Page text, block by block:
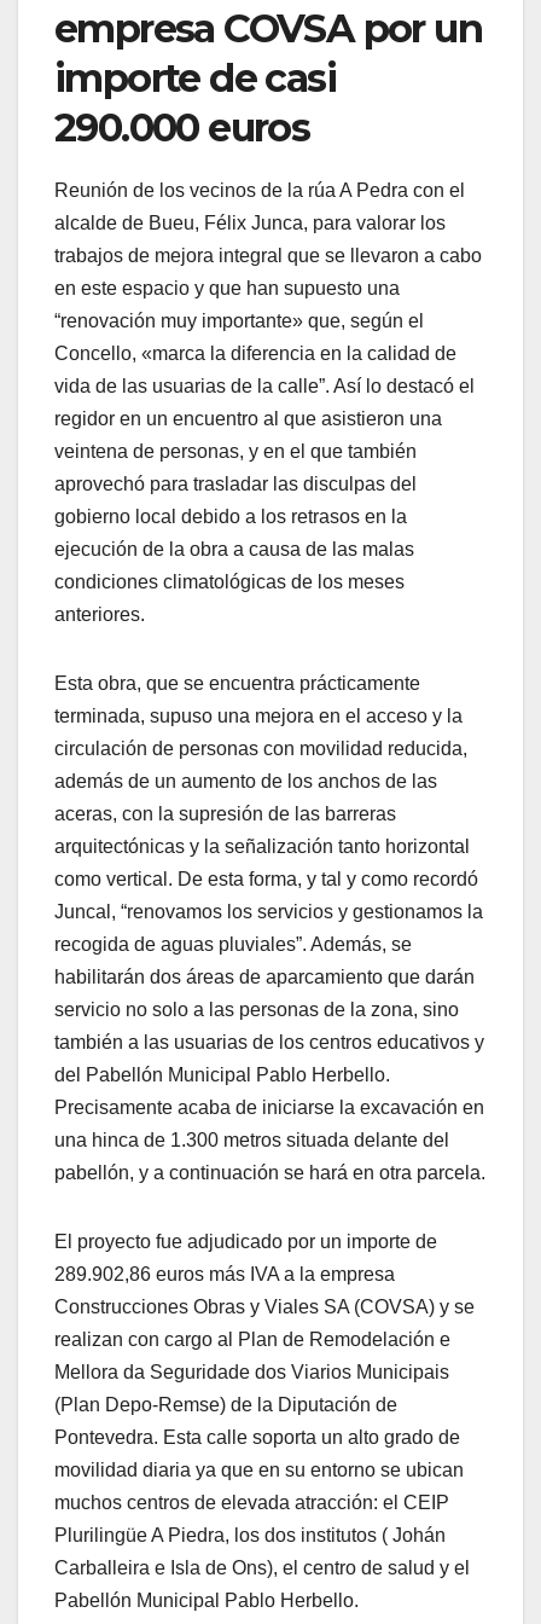
empresa COVSA por un
importe de casi
290.000 euros
Reunión de los vecinos de la rúa A Pedra con el
alcalde de Bueu, Félix Junca, para valorar los
trabajos de mejora integral que se llevaron a cabo
en este espacio y que han supuesto una
“renovación muy importante» que, según el
Concello, «marca la diferencia en la calidad de
vida de las usuarias de la calle”. Así lo destacó el
regidor en un encuentro al que asistieron una
veintena de personas, y en el que también
aprovechó para trasladar las disculpas del
gobierno local debido a los retrasos en la
ejecución de la obra a causa de las malas
condiciones climatológicas de los meses
anteriores.
Esta obra, que se encuentra prácticamente
terminada, supuso una mejora en el acceso y la
circulación de personas con movilidad reducida,
además de un aumento de los anchos de las
aceras, con la supresión de las barreras
arquitectónicas y la señalización tanto horizontal
como vertical. De esta forma, y tal y como recordó
Juncal, “renovamos los servicios y gestionamos la
recogida de aguas pluviales”. Además, se
habilitarán dos áreas de aparcamiento que darán
servicio no solo a las personas de la zona, sino
también a las usuarias de los centros educativos y
del Pabellón Municipal Pablo Herbello.
Precisamente acaba de iniciarse la excavación en
una hinca de 1.300 metros situada delante del
pabellón, y a continuación se hará en otra parcela.
El proyecto fue adjudicado por un importe de
289.902,86 euros más IVA a la empresa
Construcciones Obras y Viales SA (COVSA) y se
realizan con cargo al Plan de Remodelación e
Mellora da Seguridade dos Viarios Municipais
(Plan Depo-Remse) de la Diputación de
Pontevedra. Esta calle soporta un alto grado de
movilidad diaria ya que en su entorno se ubican
muchos centros de elevada atracción: el CEIP
Plurilingüe A Piedra, los dos institutos ( Johán
Carballeira e Isla de Ons), el centro de salud y el
Pabellón Municipal Pablo Herbello.